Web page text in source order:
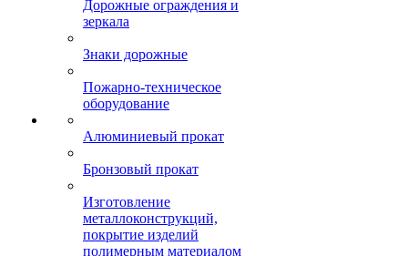
Дорожные ограждения и
зеркала
Знаки дорожные
Пожарно-техническое
оборудование
Алюминиевый прокат
Бронзовый прокат
Изготовление
металлоконструкций,
покрытие изделий
полимерным материалом